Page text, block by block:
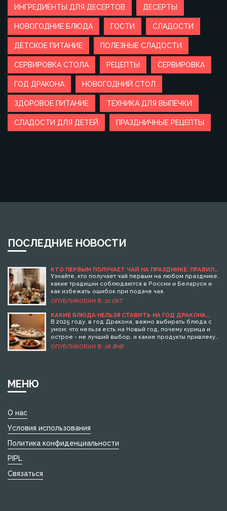
ИНГРЕДИЕНТЫ ДЛЯ ДЕСЕРТОВ ДЕСЕРТЫ
НОВОГОДНИЕ БЛЮДА ГОСТИ СЛАДОСТИ
ДЕТСКОЕ ПИТАНИЕ ПОЛЕЗНЫЕ СЛАДОСТИ
СЕРВИРОВКА СТОЛА РЕЦЕПТЫ СЕРВИРОВКА
ГОД ДРАКОНА НОВОГОДНИЙ СТОЛ
ЗДОРОВОЕ ПИТАНИЕ ТЕХНИКА ДЛЯ ВЫПЕЧКИ
СЛАДОСТИ ДЛЯ ДЕТЕЙ ПРАЗДНИЧНЫЕ РЕЦЕПТЫ
ПОСЛЕДНИЕ НОВОСТИ
КТО ПЕРВЫМ ПОЛУЧАЕТ ЧАЙ НА ПРАЗДНИКЕ: ПРАВИЛА
ЧАЙНОГО ЭТИКЕТА
Узнайте, кто получает чай первым на любом празднике,
какие традиции соблюдаются в России и Беларуси и
как избежать ошибок при подаче чая.
ОПУБЛИКОВАН В: 21 ОКТ
КАКИЕ БЛЮДА НЕЛЬЗЯ СТАВИТЬ НА ГОД ДРАКОНА
2025: ТРАДИЦИИ И СУЕВЕРИЯ
В 2025 году, в год Дракона, важно выбирать блюда с
умом: что нельзя есть на Новый год, почему курица и
острое - не лучший выбор, и какие продукты привлекут
удачу и богатство.
ОПУБЛИКОВАН В: 16 ЯНВ
МЕНЮ
О нас
Условия использования
Политика конфиденциальности
PIPL
Связаться